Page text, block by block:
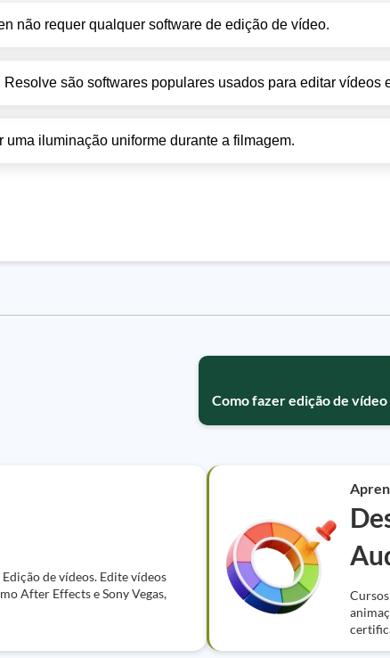
não requer qualquer software de edição de vídeo.
são softwares populares usados para editar vídeos
iluminação uniforme durante a filmagem.
Como fazer edição de
de vídeos. Edite vídeos
After Effects e Sony Vegas,